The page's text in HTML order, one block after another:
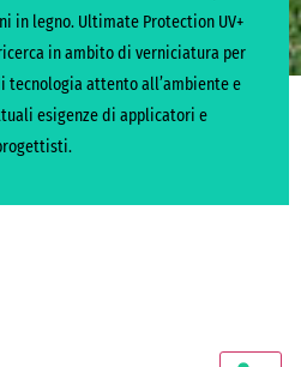
in legno. Ultimate Protection UV+
in ambito di verniciatura per
tecnologia attento all’ambiente e
esigenze di applicatori e